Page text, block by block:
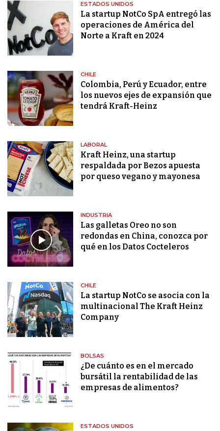
ESTADOS UNIDOS
La startup NotCo SpA entregó las
operaciones de América del
Norte a Kraft en 2024
CHILE
Colombia, Perú y Ecuador, entre
los nuevos ejes de expansión que
tendrá Kraft-Heinz
LABORAL
Kraft Heinz, una startup
respaldada por Bezos apuesta
por queso vegano y mayonesa
INDUSTRIA
Las galletas Oreo no son
redondas en China, conozca por
qué en los Datos Cocteleros
CHILE
La startup NotCo se asocia con la
multinacional The Kraft Heinz
Company
BOLSAS
¿De cuánto es en el mercado
bursátil la rentabilidad de las
empresas de alimentos?
ESTADOS UNIDOS